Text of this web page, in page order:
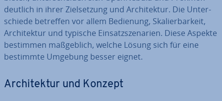
deutlich in ihrer Ziel­set­zung und Ar­chi­tek­tur. Die Un­ter­
schie­de betreffen vor allem Bedienung, Ska­lier­bar­keit,
Ar­chi­tek­tur und typische Ein­satz­sze­na­ri­en. Diese Aspekte
bestimmen maß­geb­lich, welche Lösung sich für eine
bestimmte Umgebung besser eignet.
Ar­chi­tek­tur und Konzept